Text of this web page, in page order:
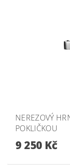
NEREZOVÝ
POKLIČKOU
9 250 Kč